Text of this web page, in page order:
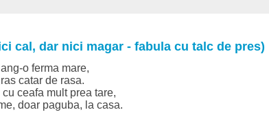
cal, dar nici magar - fabula cu talc de pres)
o ferma mare,
catar de rasa.
ceafa mult prea tare,
doar paguba, la casa.